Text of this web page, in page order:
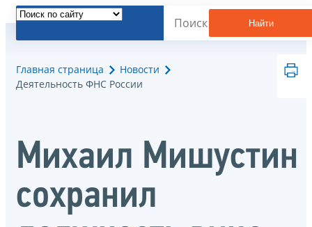
Найти
Главная страница
Новости
Деятельность ФНС России
Михаил Мишустин
сохранил